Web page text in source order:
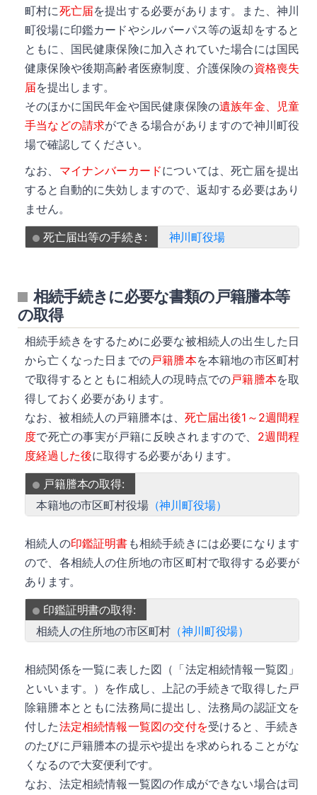
町村に死亡届を提出する必要があります。また、神川
町役場に印鑑カードやシルバーパス等の返却をすると
ともに、国民健康保険に加入されていた場合には国民
健康保険や後期高齢者医療制度、介護保険の資格喪失
届を提出します。
そのほかに国民年金や国民健康保険の遺族年金、児童
手当などの請求ができる場合がありますので神川町役
場で確認してください。
なお、 マイナンバーカードについては、死亡届を提出
すると自動的に失効しますので、返却する必要はあり
ません。
死亡届出等の手続き:
神川町役場
相続手続きに必要な書類の戸籍謄本等
の取得
相続手続きをするために必要な被相続人の出生した日
から亡くなった日までの戸籍謄本を本籍地の市区町村
で取得するとともに相続人の現時点での戸籍謄本を取
得しておく必要があります。
なお、被相続人の戸籍謄本は、 死亡届出後1～2週間程
度で死亡の事実が戸籍に反映されますので、 2週間程
度経過した後に取得する必要があります。
戸籍謄本の取得:
本籍地の市区町村役場（神川町役場）
相続人の印鑑証明書 も相続手続きには必要になります
ので、各相続人の住所地の市区町村で取得する必要が
あります。
印鑑証明書の取得:
相続人の住所地の市区町村 （神川町役場）
相続関係を一覧に表した図（「法定相続情報一覧図」
といいます。）を作成し、上記の手続きで取得した戸
除籍謄本とともに法務局に提出し、法務局の認証文を
付した法定相続情報一覧図の交付を受けると、手続き
のたびに戸籍謄本の提示や提出を求められることがな
くなるので大変便利です。
なお、法定相続情報一覧図の作成ができない場合は司